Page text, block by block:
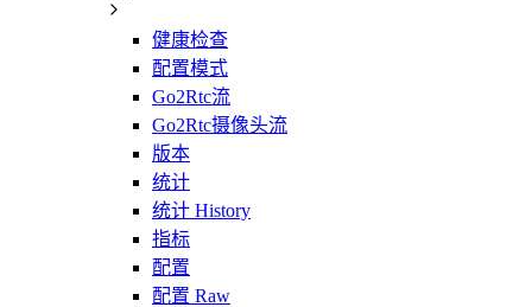
健康检查
配置模式
Go2Rtc流
Go2Rtc摄像头流
版本
统计
统计 History
指标
配置
配置 Raw